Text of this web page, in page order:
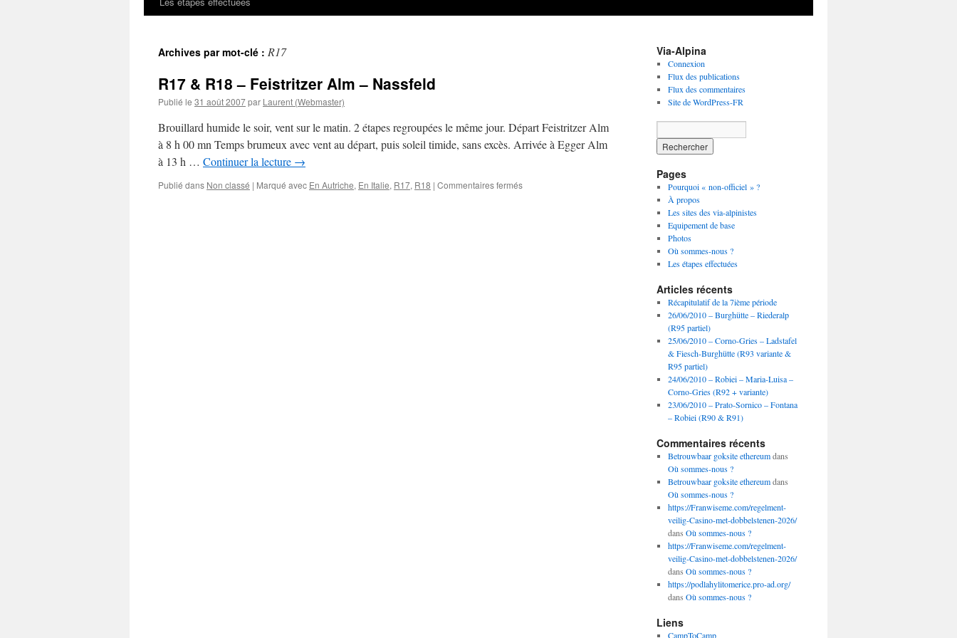
Archives par mot-clé : R17
R17 & R18 – Feistritzer Alm – Nassfeld
Publié le 31 août 2007par Laurent (Webmaster)
Brouillard humide le soir, vent sur le matin. 2 étapes regroupées le même jour. Départ Feistritzer Alm
à 8 h 00 mn Temps brumeux avec vent au départ, puis soleil timide, sans excès. Arrivée à Egger Alm
à 13 h … Continuer la lecture →
Publié dans Non classé | Marqué avec En Autriche, En Italie, R17, R18 | Commentaires ferméssur
Via-Alpina
Connexion
Flux des publications
Flux des commentaires
Site de WordPress-FR
Pages
Pourquoi « non-officiel » ?
À propos
Les sites des via-alpinistes
Equipement de base
Photos
Où sommes-nous ?
Les étapes effectuées
Articles récents
Récapitulatif de la 7ième période
26/06/2010 – Burghütte – Riederalp
(R95 partiel)
25/06/2010 – Corno-Gries – Ladstafel
& Fiesch-Burghütte (R93 variante &
R95 partiel)
24/06/2010 – Robiei – Maria-Luisa –
Corno-Gries (R92 + variante)
23/06/2010 – Prato-Sornico – Fontana
– Robiei (R90 & R91)
Commentaires récents
Betrouwbaar goksite ethereumdans
Où sommes-nous ?
Betrouwbaar goksite ethereumdans
Où sommes-nous ?
https://Franwiseme.com/regelment-
veilig-Casino-met-dobbelstenen-2026/
dans Où sommes-nous ?
https://Franwiseme.com/regelment-
veilig-Casino-met-dobbelstenen-2026/
dans Où sommes-nous ?
https://podlahylitomerice.pro-ad.org/
dans Où sommes-nous ?
Liens
CampToCamp